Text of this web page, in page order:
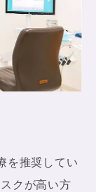
を推奨してい
クが高い方